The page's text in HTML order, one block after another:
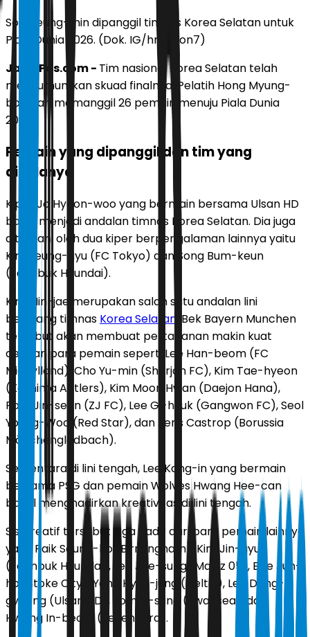
Son Heung-min dipanggil timnas Korea Selatan untuk
Piala Dunia 2026. (Dok. IG/hm_son7)
JawaPos.com - Tim nasional Korea Selatan telah
mengumumkan skuad finalnya. Pelatih Hong Myung-
bo telah memanggil 26 pemain menuju Piala Dunia
2026.
Pemain yang dipanggil dan tim yang
dibelanya
Kiper Jo Hyeon-woo yang bermain bersama Ulsan HD
bakal menjadi andalan timnas Korea Selatan. Dia juga
ditemani oleh dua kiper berpengalaman lainnya yaitu
Kim Seung-gyu (FC Tokyo) dan Song Bum-keun
(Jeonbuk Hyundai).
Kim Min-jae merupakan salah satu andalan lini
belakang timnas Korea Selatan . Bek Bayern Munchen
tersebut akan membuat pertahanan makin kuat
dengan para pemain seperti Lee Han-beom (FC
Midtjylland), Cho Yu-min (Sharjah FC), Kim Tae-hyeon
(Kashima Antlers), Kim Moon Hwan (Daejon Hana),
Park Jin-seon (ZJ FC), Lee Gi-hyuk (Gangwon FC), Seol
Young-Woo (Red Star), dan Jens Castrop (Borussia
Mönchengladbach).
Sementara di lini tengah, Lee Kang-in yang bermain
bersama PSG dan pemain Wolves Hwang Hee-can
bakal menghadirkan kreativitas di lini tengah.
Sisi kreatif tersebut juga hadir dari para pemain lainnya
yaitu Paik Seung-ho (Birmingham), Kim Jin-gyu
(Jeonbuk Hyundai), Lee Jae-sung (Mainz 05), Bae Jun-
ho (Stoke City), Yang Hyun-jung (Celtic), Lee Dong-
gyeong (Ulsan HD), Eom Ji-sung (Swansea), dan
Hwang In-beom (Feyenoord).